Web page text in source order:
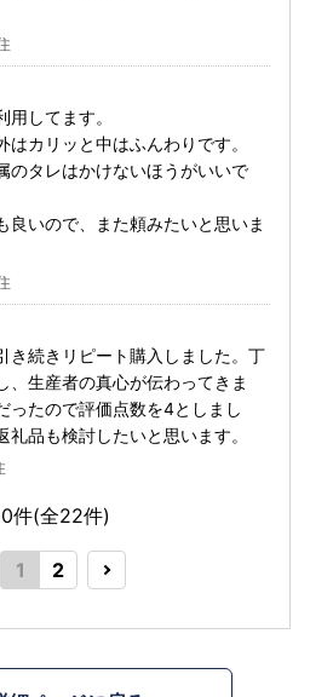
してます。
カリッと中はふんわりです。
のタレはかけないほうがいいで
良いので、また頼みたいと思いま
き続きリピート購入しました。丁
、生産者の真心が伝わってきま
ったので評価点数を4としまし
品も検討したいと思います。
件(全22件)
1 2